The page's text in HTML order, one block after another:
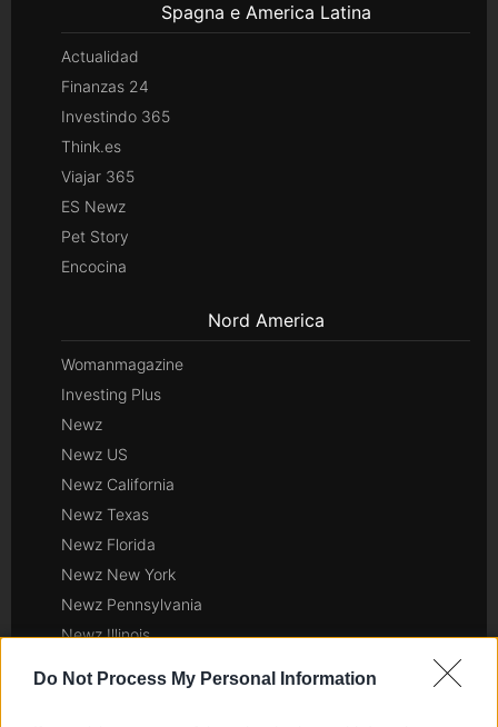
Do Not Process My Personal Information
Spagna e America Latina
Actualidad
Finanzas 24
Investindo 365
Think.es
Viajar 365
ES Newz
Pet Story
Encocina
Nord America
Womanmagazine
Investing Plus
Newz
Newz US
Newz California
Newz Texas
Newz Florida
Newz New York
Newz Pennsylvania
Newz Illinois